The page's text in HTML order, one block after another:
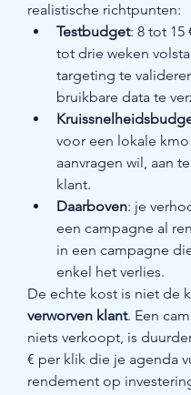
realistische richtpunten:
Testbudget: 8 tot 15
tot drie weken
targeting te
bruikbare data te
voor een lokale
aanvragen wil, aan
klant.
Daarboven: je
een campagne al
in een campagne
enkel het verlies.
De echte kost is niet de
verworven klant. Een
niets verkoopt, is
€ per klik die je agenda
rendement op